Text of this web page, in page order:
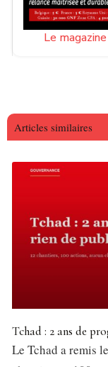
Le
Articles similaires
Tchad : 2 ans de
Le Tchad a remis